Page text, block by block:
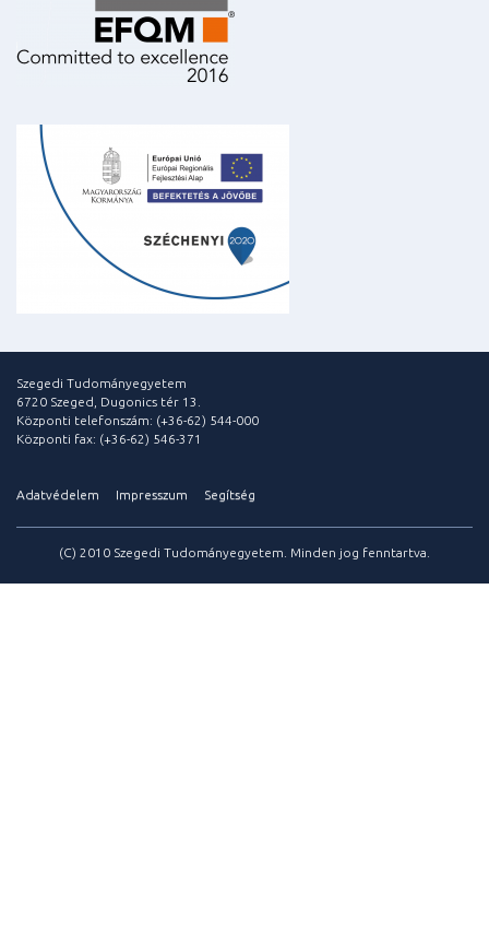
Szegedi Tudományegyetem
6720 Szeged, Dugonics tér 13.
Központi telefonszám: (+36-62) 544-000
Központi fax: (+36-62) 546-371
Adatvédelem Impresszum Segítség
(C) 2010 Szegedi Tudományegyetem. Minden jog fenntartva.